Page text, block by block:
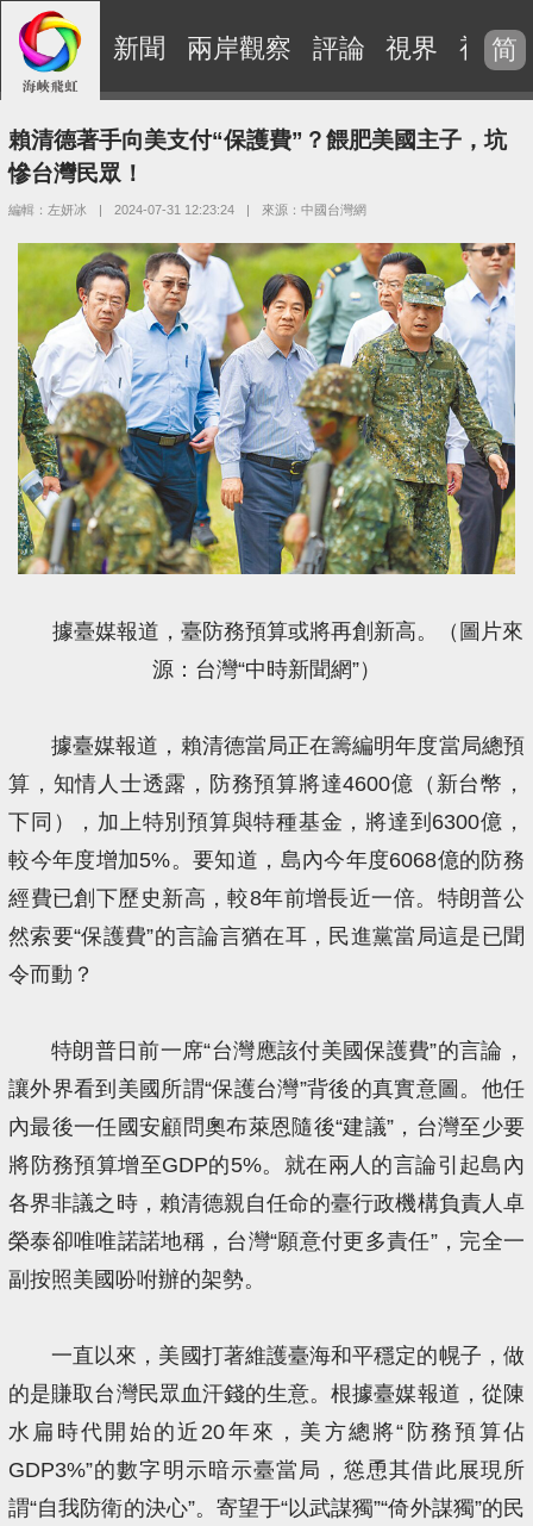
新聞 兩岸觀察 評論 視界 視頻
简
賴清德著手向美支付“保護費”？餵肥美國主子，坑
慘台灣民眾！
編輯：左妍冰 | 2024-07-31 12:23:24 | 來源：中國台灣網
據臺媒報道，臺防務預算或將再創新高。（圖片來
源：台灣“中時新聞網”）
據臺媒報道，賴清德當局正在籌編明年度當局總預
算，知情人士透露，防務預算將達4600億（新台幣，
下同），加上特別預算與特種基金，將達到6300億，
較今年度增加5%。要知道，島內今年度6068億的防務
經費已創下歷史新高，較8年前增長近一倍。特朗普公
然索要“保護費”的言論言猶在耳，民進黨當局這是已聞
令而動？
特朗普日前一席“台灣應該付美國保護費”的言論，
讓外界看到美國所謂“保護台灣”背後的真實意圖。他任
內最後一任國安顧問奧布萊恩隨後“建議”，台灣至少要
將防務預算增至GDP的5%。就在兩人的言論引起島內
各界非議之時，賴清德親自任命的臺行政機構負責人卓
榮泰卻唯唯諾諾地稱，台灣“願意付更多責任”，完全一
副按照美國吩咐辦的架勢。
一直以來，美國打著維護臺海和平穩定的幌子，做
的是賺取台灣民眾血汗錢的生意。根據臺媒報道，從陳
水扁時代開始的近20年來，美方總將“防務預算佔
GDP3%”的數字明示暗示臺當局，慫恿其借此展現所
謂“自我防衛的決心”。寄望于“以武謀獨”“倚外謀獨”的民